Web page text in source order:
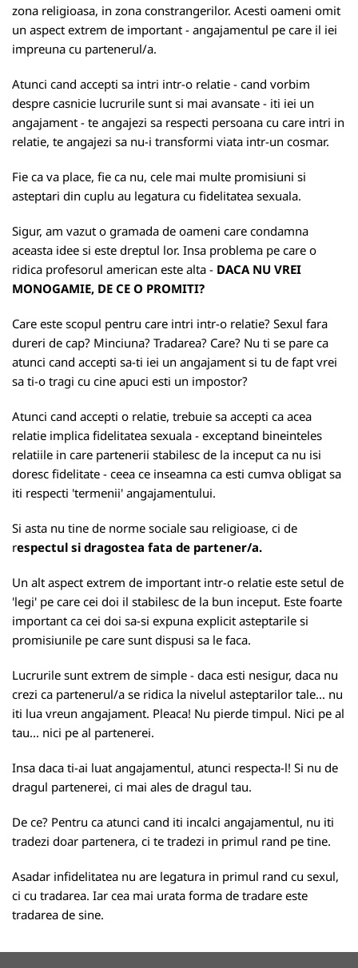
zona religioasa, in zona constrangerilor. Acesti oameni omit
un aspect extrem de important - angajamentul pe care il iei
impreuna cu partenerul/a.
Atunci cand accepti sa intri intr-o relatie - cand vorbim
despre casnicie lucrurile sunt si mai avansate - iti iei un
angajament - te angajezi sa respecti persoana cu care intri in
relatie, te angajezi sa nu-i transformi viata intr-un cosmar.
Fie ca va place, fie ca nu, cele mai multe promisiuni si
asteptari din cuplu au legatura cu fidelitatea sexuala.
Sigur, am vazut o gramada de oameni care condamna
aceasta idee si este dreptul lor. Insa problema pe care o
ridica profesorul american este alta - DACA NU VREI
MONOGAMIE, DE CE O PROMITI?
Care este scopul pentru care intri intr-o relatie? Sexul fara
dureri de cap? Minciuna? Tradarea? Care? Nu ti se pare ca
atunci cand accepti sa-ti iei un angajament si tu de fapt vrei
sa ti-o tragi cu cine apuci esti un impostor?
Atunci cand accepti o relatie, trebuie sa accepti ca acea
relatie implica fidelitatea sexuala - exceptand bineinteles
relatiile in care partenerii stabilesc de la inceput ca nu isi
doresc fidelitate - ceea ce inseamna ca esti cumva obligat sa
iti respecti 'termenii' angajamentului.
Si asta nu tine de norme sociale sau religioase, ci de
respectul si dragostea fata de partener/a.
Un alt aspect extrem de important intr-o relatie este setul de
'legi' pe care cei doi il stabilesc de la bun inceput. Este foarte
important ca cei doi sa-si expuna explicit asteptarile si
promisiunile pe care sunt dispusi sa le faca.
Lucrurile sunt extrem de simple - daca esti nesigur, daca nu
crezi ca partenerul/a se ridica la nivelul asteptarilor tale... nu
iti lua vreun angajament. Pleaca! Nu pierde timpul. Nici pe al
tau... nici pe al partenerei.
Insa daca ti-ai luat angajamentul, atunci respecta-l! Si nu de
dragul partenerei, ci mai ales de dragul tau.
De ce? Pentru ca atunci cand iti incalci angajamentul, nu iti
tradezi doar partenera, ci te tradezi in primul rand pe tine.
Asadar infidelitatea nu are legatura in primul rand cu sexul,
ci cu tradarea. Iar cea mai urata forma de tradare este
tradarea de sine.